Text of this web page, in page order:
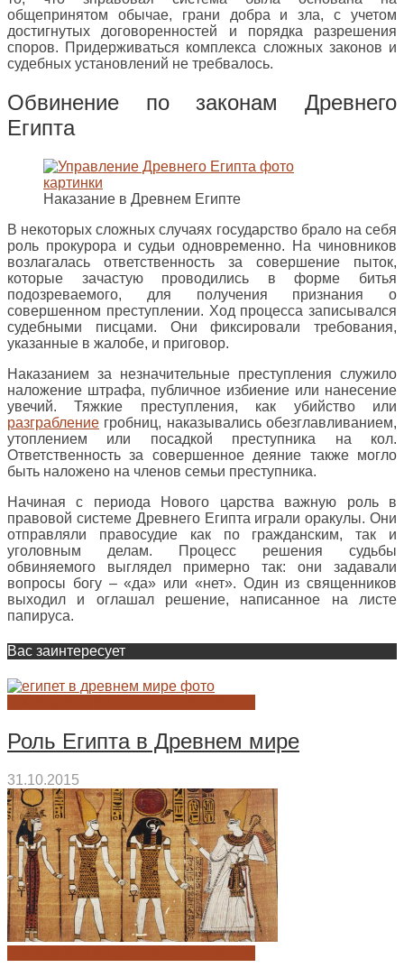
общепринятом обычае, грани добра и зла, с учетом
достигнутых договоренностей и порядка разрешения
споров. Придерживаться комплекса сложных законов и
судебных установлений не требвалось.
Обвинение по законам Древнего
Египта
Наказание в Древнем Египте
В некоторых сложных случаях государство брало на себя
роль прокурора и судьи одновременно. На чиновников
возлагалась ответственность за совершение пыток,
которые зачастую проводились в форме битья
подозреваемого, для получения признания о
совершенном преступлении. Ход процесса записывался
судебными писцами. Они фиксировали требования,
указанные в жалобе, и приговор.
Наказанием за незначительные преступления служило
наложение штрафа, публичное избиение или нанесение
увечий. Тяжкие преступления, как убийство или
разграбление гробниц, наказывались обезглавливанием,
утоплением или посадкой преступника на кол.
Ответственность за совершенное деяние также могло
быть наложено на членов семьи преступника.
Начиная с периода Нового царства важную роль в
правовой системе Древнего Египта играли оракулы. Они
отправляли правосудие как по гражданским, так и
уголовным делам. Процесс решения судьбы
обвиняемого выглядел примерно так: они задавали
вопросы богу – «да» или «нет». Один из священников
выходил и оглашал решение, написанное на листе
папируса.
Вас заинтересует
Роль Египта в Древнем мире
31.10.2015